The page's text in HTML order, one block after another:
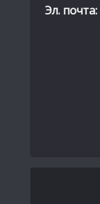
Эл. почта: